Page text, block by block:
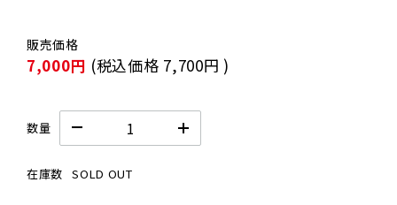
7,000円 (税込価格 7,700円 )
数量
在庫数 SOLD OUT